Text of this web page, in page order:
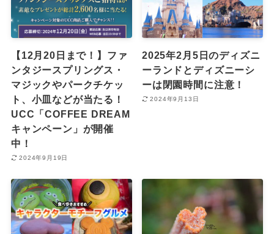
【12月20日まで！】ファ
ンタジースプリングス・
マジックやパークチケッ
ト、小皿などが当たる！
UCC「COFFEE DREAM
キャンペーン」が開催
中！
2024年9月19日
2025年2月5日のディズニ
ーランドとディズニーシ
ーは閉園時間に注意！
2024年9月13日